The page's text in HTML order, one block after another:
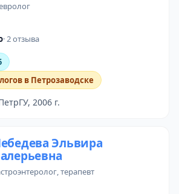
· 2 отзыва
в Петрозаводске
2006 г.
Эльвира
,терапевт